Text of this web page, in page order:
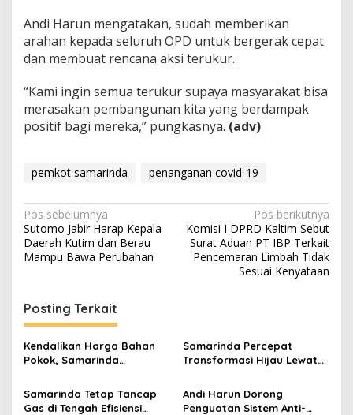
Andi Harun mengatakan, sudah memberikan
arahan kepada seluruh OPD untuk bergerak cepat
dan membuat rencana aksi terukur.
“Kami ingin semua terukur supaya masyarakat bisa
merasakan pembangunan kita yang berdampak
positif bagi mereka,” pungkasnya. (adv)
pemkot samarinda penanganan covid-19
Navigasi
pos
Pos sebelumnya
Sutomo Jabir Harap Kepala
Daerah Kutim dan Berau
Mampu Bawa Perubahan
Pos berikutnya
Komisi I DPRD Kaltim Sebut
Surat Aduan PT IBP Terkait
Pencemaran Limbah Tidak
Sesuai Kenyataan
Posting Terkait
Kendalikan Harga Bahan
Pokok, Samarinda
Pasar Tradisional
Samarinda Percepat
Transformasi Hijau Lewat
Sampah
Samarinda Tetap Tancap
Gas di Tengah Efisiensi
Andi Harun Dorong
Penguatan Sistem Anti-